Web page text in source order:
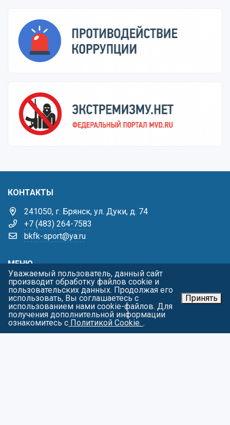
КОНТАКТЫ
241050, г. Брянск, ул. Дуки, д. 74
+7 (483) 264-7583
bkfk-sport@ya.ru
МЕНЮ
Главная
Жизнь училища
Виды спорта
Родителям
Тренерам
Уважаемый пользователь, данный сайт
производит обработку файлов cookie и
пользовательских данных. Продолжая его
использовать, Вы соглашаетесь с
использованием нами cookie-файлов. Для
получения дополнительной информации
ознакомитесь с Политикой Cookie..
Принять